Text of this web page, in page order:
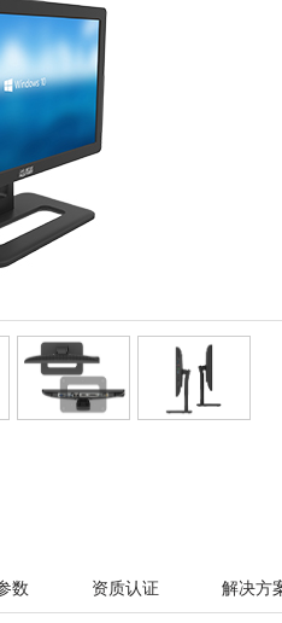
数 资质认证 解决方